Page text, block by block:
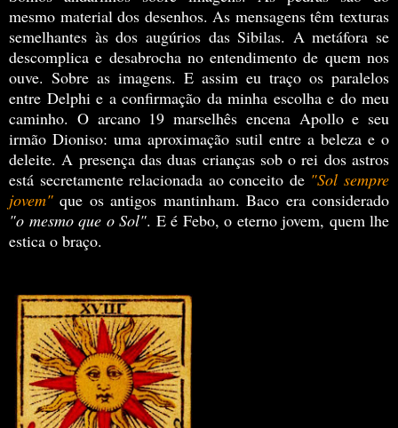
mesmo material dos desenhos. As mensagens têm texturas
semelhantes às dos augúrios das Sibilas. A metáfora se
descomplica e desabrocha no entendimento de quem nos
ouve. Sobre as imagens. E assim eu traço os paralelos
entre Delphi e a confirmação da minha escolha e do meu
caminho. O arcano 19 marselhês encena Apollo e seu
irmão Dioniso: uma aproximação sutil entre a beleza e o
deleite. A presença das duas crianças sob o rei dos astros
está secretamente relacionada ao conceito de "Sol sempre
jovem" que os antigos mantinham. Baco era considerado
"o mesmo que o Sol". E é Febo, o eterno jovem, quem lhe
estica o braço.